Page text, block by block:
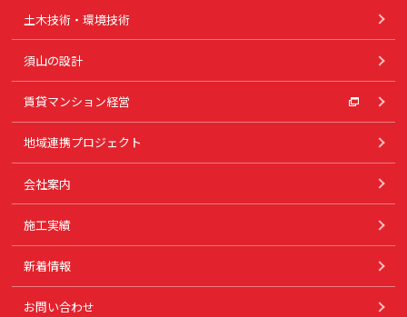
土木技術・環境技術
須山の設計
賃貸マンション経営
地域連携プロジェクト
会社案内
施工実績
新着情報
お問い合わせ